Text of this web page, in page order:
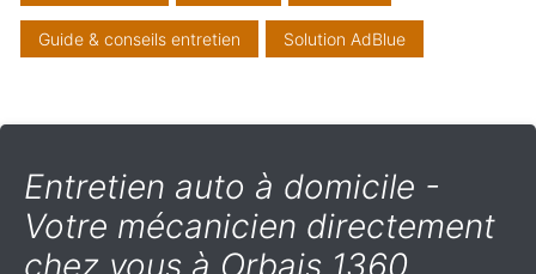
Guide & conseils entretien Solution AdBlue
Entretien auto à domicile -
Votre mécanicien directement
chez vous à Orbais 1360